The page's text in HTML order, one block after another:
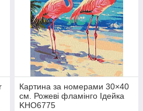
Картина за номерами 30×40
см. Рожеві фламінго Ідейка
KHO6775